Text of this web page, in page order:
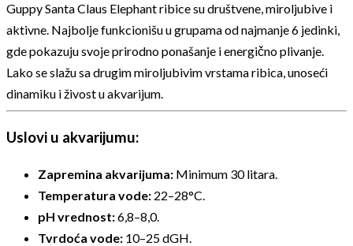
Guppy Santa Claus Elephant ribice su društvene, miroljubive i
aktivne. Najbolje funkcionišu u grupama od najmanje 6 jedinki,
gde pokazuju svoje prirodno ponašanje i energično plivanje.
Lako se slažu sa drugim miroljubivim vrstama ribica, unoseći
dinamiku i živost u akvarijum.
Uslovi u akvarijumu:
Zapremina akvarijuma: Minimum 30 litara.
Temperatura vode: 22–28°C.
pH vrednost:6,8–8,0.
Tvrdoća vode: 10–25 dGH.